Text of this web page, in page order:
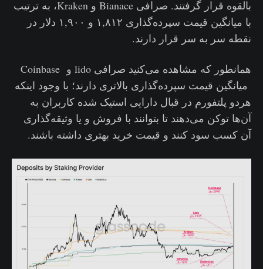
بالقوه قرار گرفتند. صرافی Bianace و Kraken، به ترتیب
با میانگین قیمت سپرده‌گذاری ۱,۸۱۲ و ۱,۹۰۰ دلار در
نقطه سر به سر قرار دارند‌.
همانطور که مشاهده می‌کنید صرافی lido و Coinbase
میانگین قیمت‌ سپرده‌گذاری بالاتری دارند؛ با وجود اینکه
هردو پلتفورم‌ در قبال دارایی استیک شده کاربران به
آن‌ها توکن می‌دهند تا بتوانند با فروش و یا وثیقه‌گذاری
آن کسب سود کنند و قیمت خرید بهتری داشته باشند.